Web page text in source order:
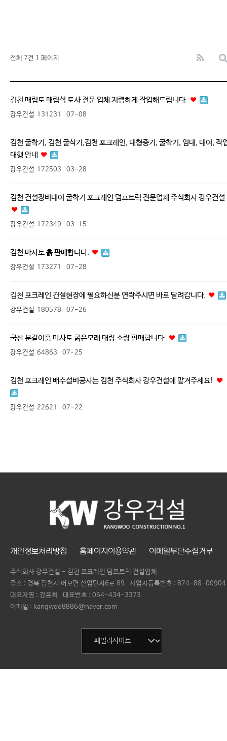
전체 7건 1 페이지
김천 매립토 매립석 토사 전문 업체 저렴하게 작업해드립니다.
강우건설 131231 07-08
김천 굴착기, 김천 굴삭기,김천 포크레인, 대형중기, 굴착기, 임대, 대여, 작
대행 안내
강우건설 172503 03-28
김천 건설장비대여 굴착기 포크레인 덤프트럭 전문업체 주식회사 강우건설
강우건설 172349 03-15
김천 마사토 흙 판매합니다.
강우건설 173271 07-28
김천 포크레인 건설현장에 필요하신분 연락주시면 바로 달려갑니다.
강우건설 180578 07-26
국산 분갈이흙 마사토 굵은모래 대량 소량 판매합니다.
강우건설 64863 07-25
김천 포크레인 배수설비공사는 김천 주식회사 강우건설에 맡겨주세요!
강우건설 22621 07-22
개인정보처리방침 홈페이지이용약관 이메일무단수집거부
주식회사 강우건설 - 김천 포크레인 덤프트럭 건설업체
주소 : 경북 김천시 어모면 산업단지6로 89
사업자등록번호 : 874-88-00904
대표자명 : 강윤희 대표번호 : 054-434-3373
이메일 : kangwoo8886@naver.com